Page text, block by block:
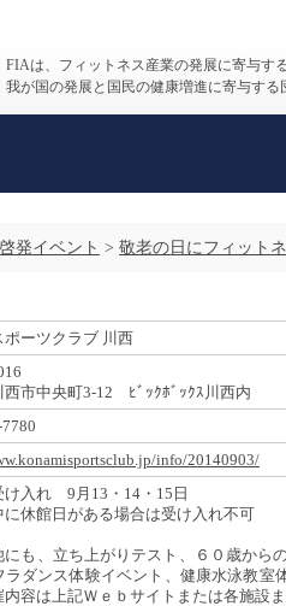
FIAは、フィットネス産業の発展に寄与す
我が国の発展と国民の健康増進に寄与する
発イベント > 敬老の日にフィット
ポーツクラブ 川西
西市中央町3-12 ﾋﾞｯｸﾎﾞｯｸｽ川西内
info/20140903/
け入れ 9月13・14・15日
休館日がある場合は受け入れ不可
にも、立ち上がりテスト、６０歳から
ラダンス体験イベント、健康水泳教室
内容は上記Ｗｅｂサイトまたは各施設